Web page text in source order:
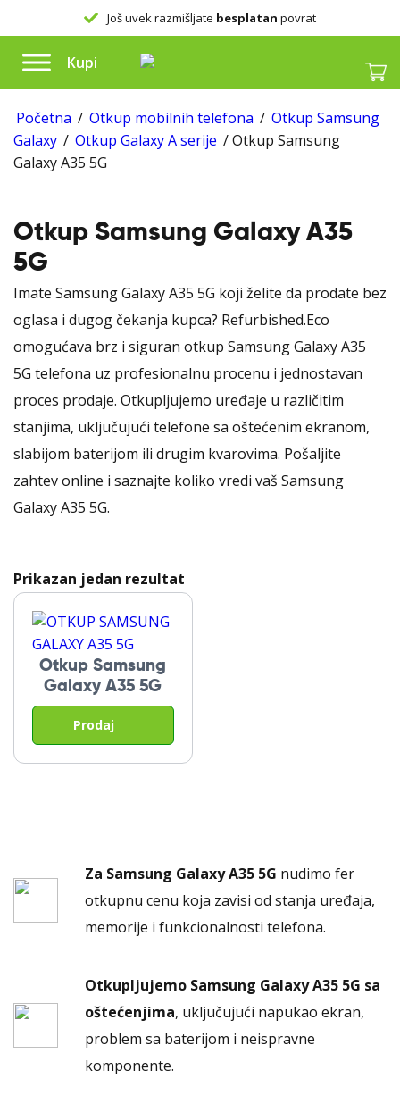
Još uvek razmišljate besplatan povrat
Kupi
Početna / Otkup mobilnih telefona / Otkup Samsung
Galaxy / Otkup Galaxy A serije / Otkup Samsung
Galaxy A35 5G
Otkup Samsung Galaxy A35
5G
Imate Samsung Galaxy A35 5G koji želite da prodate bez
oglasa i dugog čekanja kupca? Refurbished.Eco
omogućava brz i siguran otkup Samsung Galaxy A35
5G telefona uz profesionalnu procenu i jednostavan
proces prodaje. Otkupljujemo uređaje u različitim
stanjima, uključujući telefone sa oštećenim ekranom,
slabijom baterijom ili drugim kvarovima. Pošaljite
zahtev online i saznajte koliko vredi vaš Samsung
Galaxy A35 5G.
Prikazan jedan rezultat
Otkup Samsung
Galaxy A35 5G
Prodaj
Za Samsung Galaxy A35 5G nudimo fer
otkupnu cenu koja zavisi od stanja uređaja,
memorije i funkcionalnosti telefona.
Otkupljujemo Samsung Galaxy A35 5G sa
oštećenjima, uključujući napukao ekran,
problem sa baterijom i neispravne
komponente.